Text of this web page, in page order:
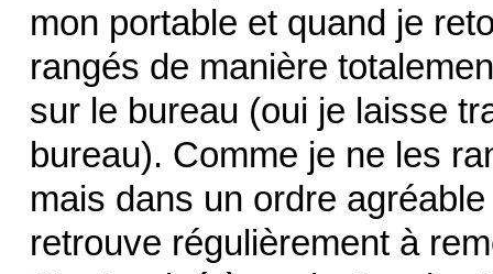
mon portable et quand je
rangés de manière
sur le bureau (oui je laisse
bureau). Comme je ne les
mais dans un ordre
retrouve régulièrement à